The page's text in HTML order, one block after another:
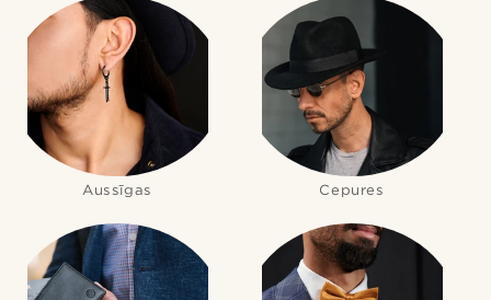
Aussīgas Cepures